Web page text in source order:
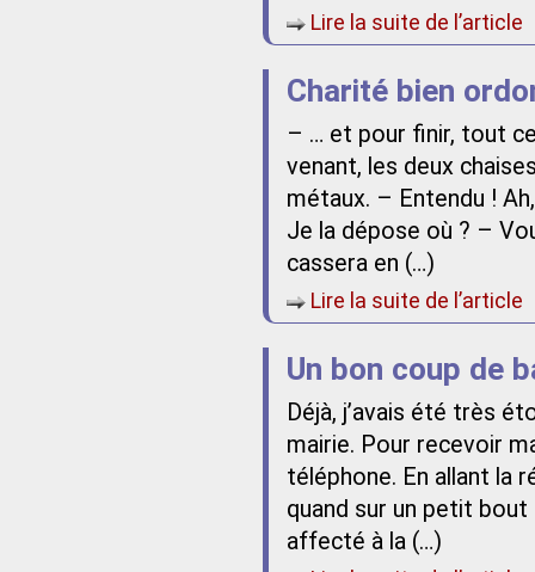
Lire la suite de l’article
Charité bien
– … et pour finir, tout
venant, les deux
métaux. – Entendu !
Je la dépose où ? –
cassera en (…)
Lire la suite de l’article
Un bon coup de
Déjà, j’avais été très
mairie. Pour recevoir
téléphone. En allant la
quand sur un petit bout
affecté à la (…)